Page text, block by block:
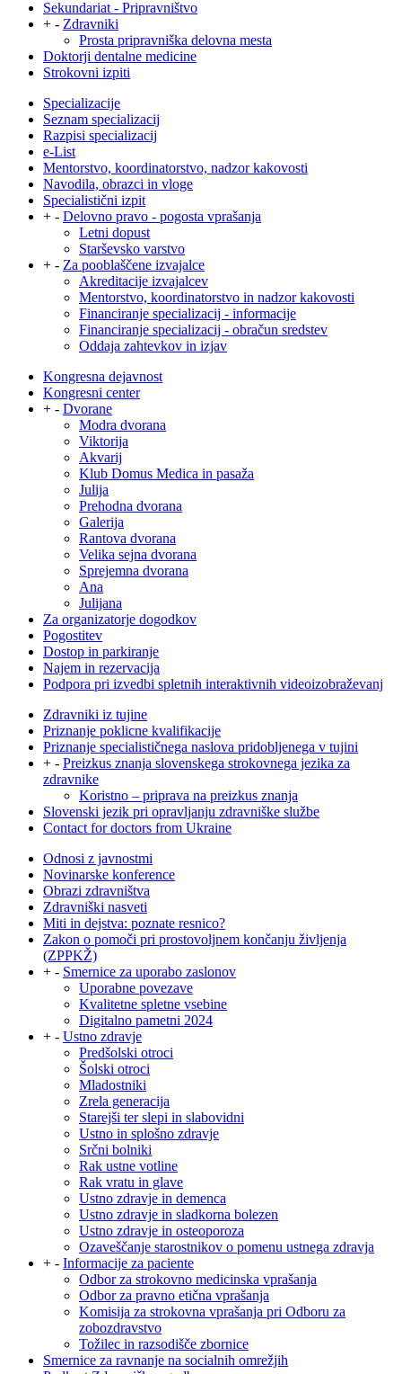
Sekundariat - Pripravništvo
+ - Zdravniki
Prosta pripravniška delovna mesta
Doktorji dentalne medicine
Strokovni izpiti
Specializacije
Seznam specializacij
Razpisi specializacij
e-List
Mentorstvo, koordinatorstvo, nadzor kakovosti
Navodila, obrazci in vloge
Specialistični izpit
+ - Delovno pravo - pogosta vprašanja
Letni dopust
Starševsko varstvo
+ - Za pooblaščene izvajalce
Akreditacije izvajalcev
Mentorstvo, koordinatorstvo in nadzor kakovosti
Financiranje specializacij - informacije
Financiranje specializacij - obračun sredstev
Oddaja zahtevkov in izjav
Kongresna dejavnost
Kongresni center
+ - Dvorane
Modra dvorana
Viktorija
Akvarij
Klub Domus Medica in pasaža
Julija
Prehodna dvorana
Galerija
Rantova dvorana
Velika sejna dvorana
Sprejemna dvorana
Ana
Julijana
Za organizatorje dogodkov
Pogostitev
Dostop in parkiranje
Najem in rezervacija
Podpora pri izvedbi spletnih interaktivnih videoizobraževanj
Zdravniki iz tujine
Priznanje poklicne kvalifikacije
Priznanje specialističnega naslova pridobljenega v tujini
+ - Preizkus znanja slovenskega strokovnega jezika za
zdravnike
Koristno – priprava na preizkus znanja
Slovenski jezik pri opravljanju zdravniške službe
Contact for doctors from Ukraine
Odnosi z javnostmi
Novinarske konference
Obrazi zdravništva
Zdravniški nasveti
Miti in dejstva: poznate resnico?
Zakon o pomoči pri prostovoljnem končanju življenja
(ZPPKŽ)
+ - Smernice za uporabo zaslonov
Uporabne povezave
Kvalitetne spletne vsebine
Digitalno pametni 2024
+ - Ustno zdravje
Predšolski otroci
Šolski otroci
Mladostniki
Zrela generacija
Starejši ter slepi in slabovidni
Ustno in splošno zdravje
Srčni bolniki
Rak ustne votline
Rak vratu in glave
Ustno zdravje in demenca
Ustno zdravje in sladkorna bolezen
Ustno zdravje in osteoporoza
Ozaveščanje starostnikov o pomenu ustnega zdravja
+ - Informacije za paciente
Odbor za strokovno medicinska vprašanja
Odbor za pravno etična vprašanja
Komisija za strokovna vprašanja pri Odboru za
zobozdravstvo
Tožilec in razsodišče zbornice
Smernice za ravnanje na socialnih omrežjih